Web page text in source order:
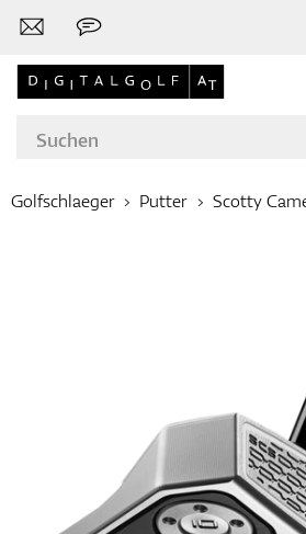
Bekleidung
Golfschlaeger Putter Scotty